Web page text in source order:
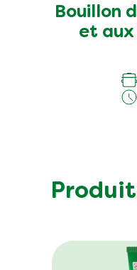
Bouillon
et aux